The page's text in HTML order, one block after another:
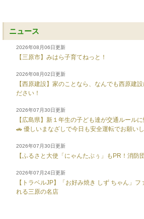
ニュース
2026年08月06日更新
【三原市】みはら子育てねっと！
2026年08月02日更新
【西原建設】家のことなら、なんでも西原建
ださい！
2026年07月30日更新
【広島県】新１年生の子ども達が交通ルール
🚗 優しいまなざしで今日も安全運転でお願い
2026年07月30日更新
【ふるさと大使「にゃんたぶぅ」もPR！消防
2026年07月24日更新
【トラベルJP】「お好み焼き しず ちゃん」
れる三原の名店